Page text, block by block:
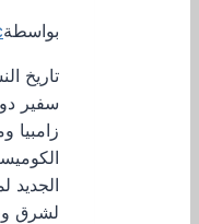
بواسطة
سفير
زامبيا
الجديد
لشرق